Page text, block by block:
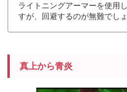
ライトニングアーマーを使用
すが、回避するのが無難でしょ
真上から青炎